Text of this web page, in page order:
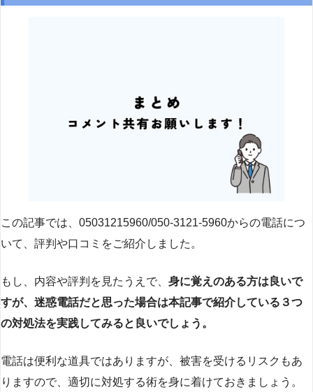
この記事では、05031215960/050-3121-5960からの電話につ
いて、評判や口コミをご紹介しました。
もし、内容や評判を見たうえで、 身に覚えのある方は良いで
すが、迷惑電話だと思った場合は本記事で紹介している３つ
の対処法を実践してみると良いでしょう。
電話は便利な道具ではありますが、被害を受けるリスクもあ
りますので、適切に対処する術を身に着けておきましょう。